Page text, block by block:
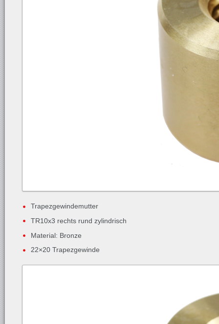
Trapezgewindemutter
TR10x3 rechts rund zylindrisch
Material: Bronze
22×20 Trapezgewinde